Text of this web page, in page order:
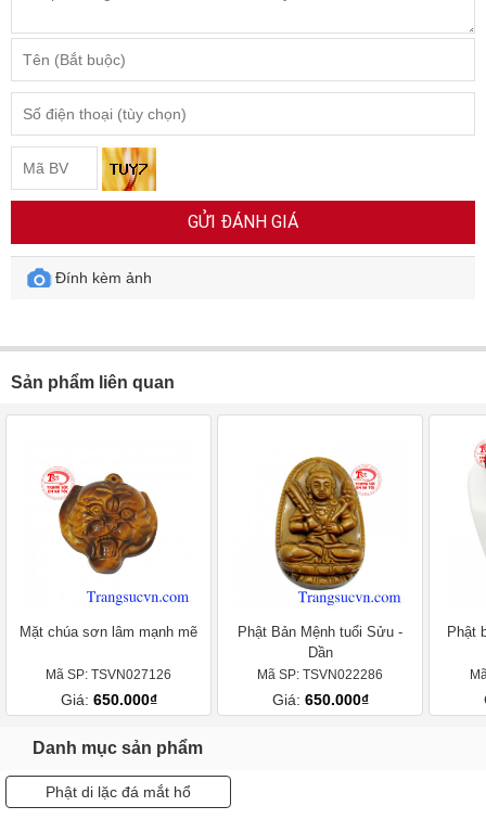
GỬI ĐÁNH GIÁ
Đính kèm ảnh
Sản phẩm liên quan
Mặt chúa sơn lâm mạnh mẽ
Mã SP: TSVN027126
Giá: 650.000₫
Phật Bản Mệnh tuổi Sửu -
Dần
Mã SP: TSVN022286
Giá: 650.000₫
Phật
Danh mục sản phẩm
Phật di lặc đá mắt hổ